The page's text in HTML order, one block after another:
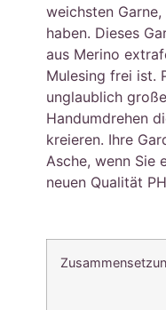
weichsten
haben. Dieses
aus Merino
Mulesing frei ist.
unglaublich
Handumdrehen
kreieren. Ihre
Asche, wenn Sie
neuen Qualität